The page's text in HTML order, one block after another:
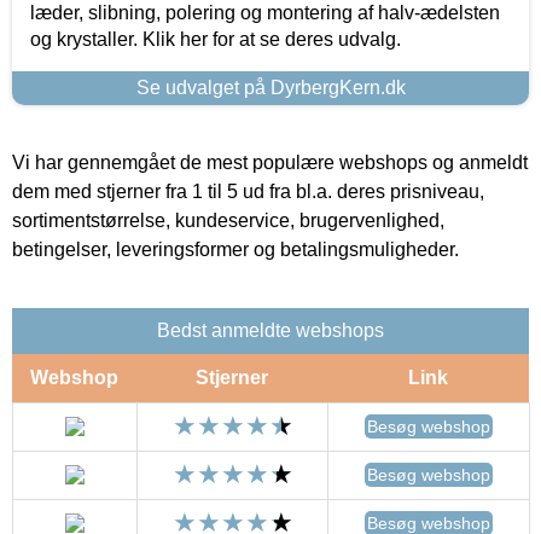
læder, slibning, polering og montering af halv-ædelsten
og krystaller. Klik her for at se deres udvalg.
Se udvalget på DyrbergKern.dk
Vi har gennemgået de mest populære webshops og anmeldt
dem med stjerner fra 1 til 5 ud fra bl.a. deres prisniveau,
sortimentstørrelse, kundeservice, brugervenlighed,
betingelser, leveringsformer og betalingsmuligheder.
Bedst anmeldte webshops
Webshop Stjerner Link
Besøg webshop
Besøg webshop
Besøg webshop